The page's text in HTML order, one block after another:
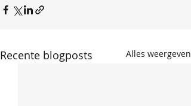
Recente blogposts Alles weergeven